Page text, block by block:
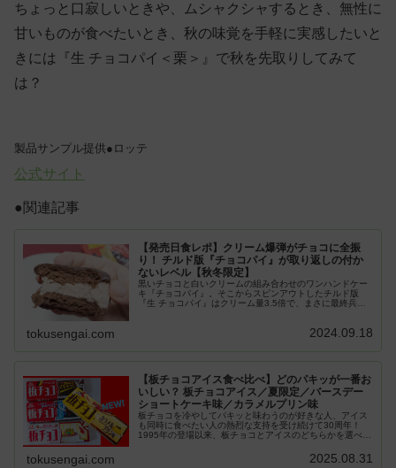
ちょっと口寂しいときや、ムシャクシャするとき、無性に
甘いものが食べたいとき、秋の味覚を手軽に実感したいと
きには『生 チョコパイ＜栗＞』で秋を先取りしてみて
は？
製品サンプル提供●ロッテ
公式サイト
●関連記事
【発売日食レポ】クリーム爆弾がチョコに全振
り！ チルド版『チョコパイ』が取り返しの付か
ないレベル【秋冬限定】
黒いチョコと白いクリームの組み合わせのワンハンドケー
キ『チョコパイ』。そこからスピンアウトしたチルド版
『生 チョコパイ』はクリーム量3.5倍で、まさに最終兵器
tokusengai.com 2024.09.18
【板チョコアイス食べ比べ】どのパキッが一番お
いしい？ 板チョコアイス／夏限定／バースデー
ショートケーキ味／カラメルプリン味
板チョコを冷やしてパキッと味わうのが好きな人、アイス
も同時に食べたい人の熱烈な支持を受け続けて30周年！
1995年の登場以来、板チョコとアイスのどちらかを選べな
tokusengai.com 2025.08.31